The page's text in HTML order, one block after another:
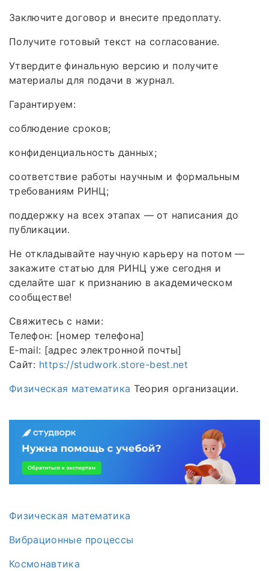
Заключите договор и внесите предоплату.
Получите готовый текст на согласование.
Утвердите финальную версию и получите
материалы для подачи в журнал.
Гарантируем:
соблюдение сроков;
конфиденциальность данных;
соответствие работы научным и формальным
требованиям РИНЦ;
поддержку на всех этапах — от написания до
публикации.
Не откладывайте научную карьеру на потом —
закажите статью для РИНЦ уже сегодня и
сделайте шаг к признанию в академическом
сообществе!
Свяжитесь с нами:
Телефон: [номер телефона]
E‑mail: [адрес электронной почты]
Сайт: https://studwork.store-best.net
Физическая математика Теория организации.
Физическая математика
Вибрационные процессы
Космонавтика